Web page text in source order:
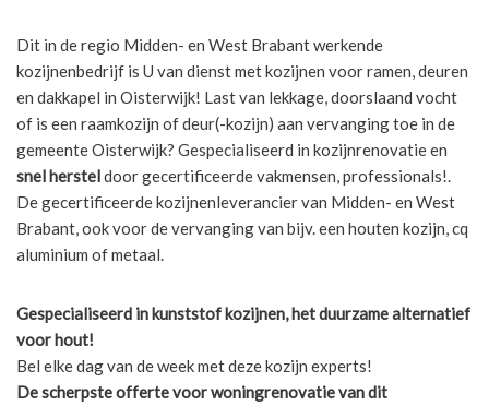
Dit in de regio Midden- en West Brabant werkende
kozijnenbedrijf is U van dienst met kozijnen voor ramen, deuren
en dakkapel in Oisterwijk! Last van lekkage, doorslaand vocht
of is een raamkozijn of deur(-kozijn) aan vervanging toe in de
gemeente Oisterwijk? Gespecialiseerd in kozijnrenovatie en
snel hersteldoor gecertificeerde vakmensen, professionals!.
De gecertificeerde kozijnenleverancier van Midden- en West
Brabant, ook voor de vervanging van bijv. een houten kozijn, cq
aluminium of metaal.
Gespecialiseerd in kunststof kozijnen, het duurzame alternatief
voor hout!
Bel elke dag van de week met deze kozijn experts!
De scherpsteofferte voor woningrenovatie van dit